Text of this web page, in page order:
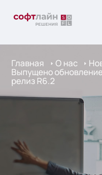
Главная О нас
Выпущено
релиз R6.2